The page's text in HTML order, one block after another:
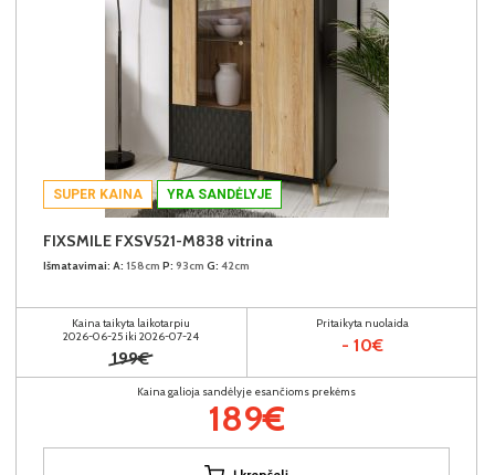
SUPER KAINA YRA SANDĖLYJE
FIXSMILE FXSV521-M838 vitrina
Išmatavimai: A: 158cm P: 93cm G: 42cm
Kaina taikyta laikotarpiu
2026-06-25 iki 2026-07-24
199€
Pritaikyta nuolaida
- 10€
Kaina galioja sandėlyje esančioms prekėms
189€